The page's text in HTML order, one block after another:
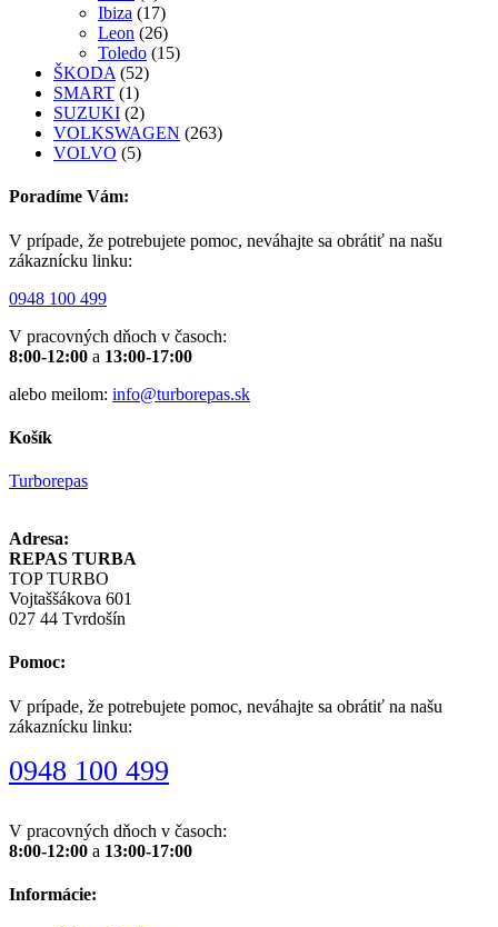
Ibiza (17)
Leon (26)
Toledo (15)
ŠKODA (52)
SMART (1)
SUZUKI (2)
VOLKSWAGEN (263)
VOLVO (5)
Poradíme Vám:
V prípade, že potrebujete pomoc, neváhajte sa obrátiť na našu
zákaznícku linku:
0948 100 499
V pracovných dňoch v časoch:
8:00-12:00 a 13:00-17:00
alebo meilom: info@turborepas.sk
Košík
Turborepas
Adresa:
REPAS TURBA
TOP TURBO
Vojtaššákova 601
027 44 Tvrdošín
Pomoc:
V prípade, že potrebujete pomoc, neváhajte sa obrátiť na našu
zákaznícku linku:
0948 100 499
V pracovných dňoch v časoch:
8:00-12:00 a 13:00-17:00
Informácie: